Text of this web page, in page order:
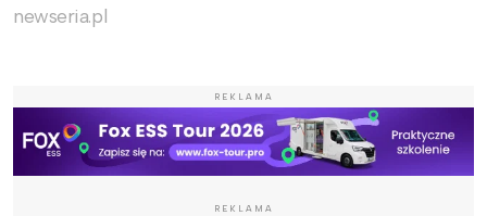
newseria.pl
REKLAMA
REKLAMA